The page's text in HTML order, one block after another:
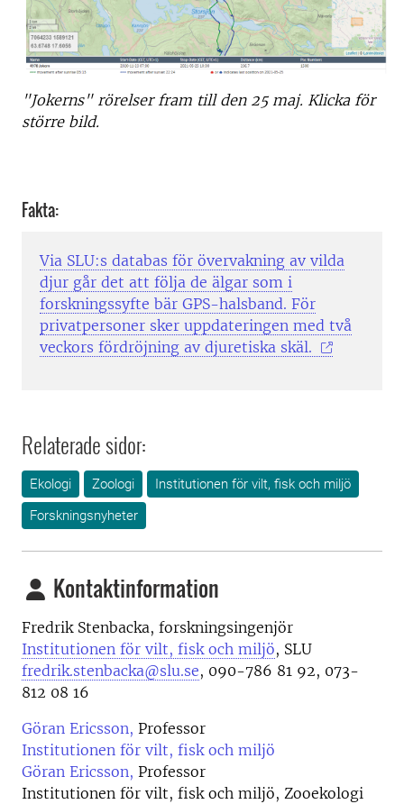
"Jokerns" rörelser fram till den 25 maj. Klicka för
större bild.
Fakta:
Via SLU:s databas för övervakning av vilda
djur går det att följa de älgar som i
forskningssyfte bär GPS-halsband. För
privatpersoner sker uppdateringen med två
veckors fördröjning av djuretiska skäl.
Relaterade sidor:
Ekologi Zoologi
Institutionen för vilt, fisk och miljö
Forskningsnyheter
Kontaktinformation
Fredrik Stenbacka, forskningsingenjör
Institutionen för vilt, fisk och miljö, SLU
fredrik.stenbacka@slu.se, 090-786 81 92, 073-
812 08 16
Göran Ericsson, Professor
Institutionen för vilt, fisk och miljö
Göran Ericsson, Professor
Institutionen för vilt, fisk och miljö, Zooekologi